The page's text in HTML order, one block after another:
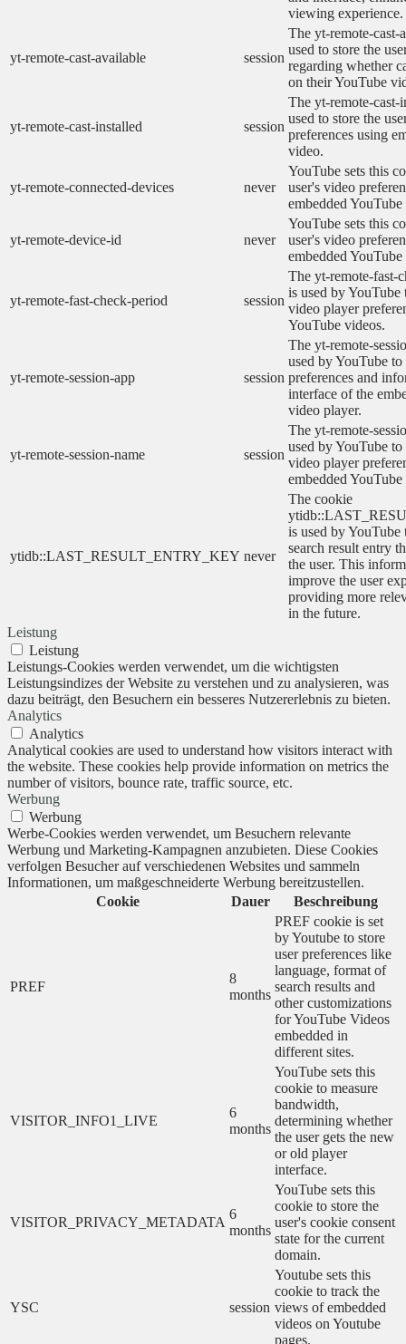
viewing experience.
yt-remote-cast-available session
The yt-remote-cast-
used to store the
regarding whether
on their YouTube
yt-remote-cast-installed session
The yt-remote-cast-
used to store the
preferences using
video.
yt-remote-connected-devices never
YouTube sets this
user's video
embedded
yt-remote-device-id never
YouTube sets this
user's video
embedded
yt-remote-fast-check-period session
The yt-remote-fast-
is used by YouTube
video player
YouTube videos.
yt-remote-session-app session
The yt-remote-
used by YouTube to
preferences and
interface of the
video player.
yt-remote-session-name session
The yt-remote-
used by YouTube to
video player
embedded
ytidb::LAST_RESULT_ENTRY_KEY never
The cookie
is used by YouTube
search result entry
the user. This
improve the user
providing more
in the future.
Leistung
Leistung
Leistungs-Cookies werden verwendet, um die wichtigsten
Leistungsindizes der Website zu verstehen und zu analysieren, was
dazu beiträgt, den Besuchern ein besseres Nutzererlebnis zu bieten.
Analytics
Analytics
Analytical cookies are used to understand how visitors interact with
the website. These cookies help provide information on metrics the
number of visitors, bounce rate, traffic source, etc.
Werbung
Werbung
Werbe-Cookies werden verwendet, um Besuchern relevante
Werbung und Marketing-Kampagnen anzubieten. Diese Cookies
verfolgen Besucher auf verschiedenen Websites und sammeln
Informationen, um maßgeschneiderte Werbung bereitzustellen.
Cookie
Dauer Beschreibung
PREF
8
months
PREF cookie is set
by Youtube to store
user preferences like
language, format of
search results and
other customizations
for YouTube Videos
embedded in
different sites.
VISITOR_INFO1_LIVE
6
months
YouTube sets this
cookie to measure
bandwidth,
determining whether
the user gets the new
or old player
interface.
VISITOR_PRIVACY_METADATA
6
months
YouTube sets this
cookie to store the
user's cookie consent
state for the current
domain.
YSC session
Youtube sets this
cookie to track the
views of embedded
videos on Youtube
pages.